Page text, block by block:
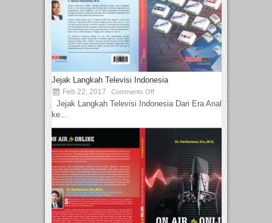
Jejak Langkah Televisi Indonesia
Feb 22, 2017 Comments Off
Jejak Langkah Televisi Indonesia Dari Era Analog
ke...